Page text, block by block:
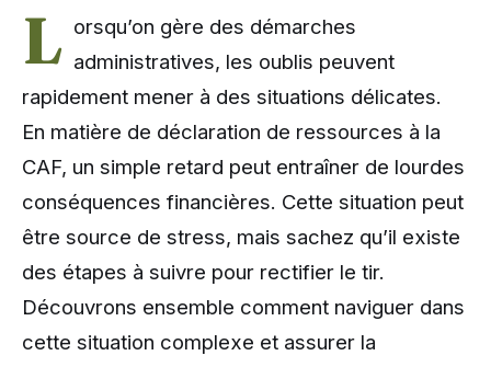
L orsqu’on gère des démarches
administratives, les oublis peuvent
rapidement mener à des situations délicates.
En matière de déclaration de ressources à la
CAF, un simple retard peut entraîner de lourdes
conséquences financières. Cette situation peut
être source de stress, mais sachez qu’il existe
des étapes à suivre pour rectifier le tir.
Découvrons ensemble comment naviguer dans
cette situation complexe et assurer la